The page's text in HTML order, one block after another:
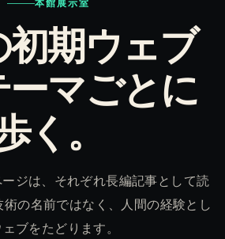
本館展示室
初期ウェブ
ーマごとに
く。
ジは、それぞれ長編記事として読
の名前ではなく、人間の経験とし
ブをたどります。